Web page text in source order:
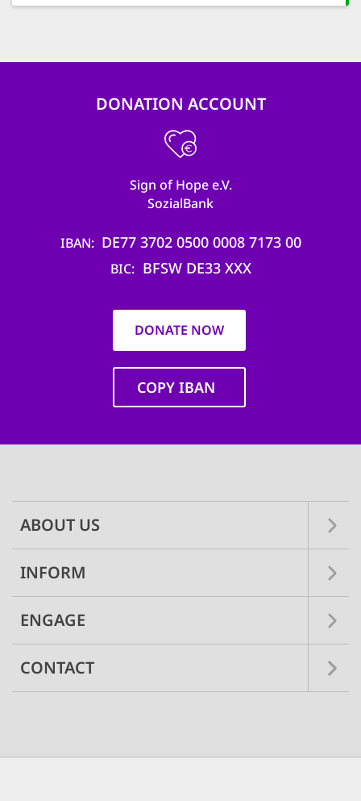
DONATION ACCOUNT
Sign of Hope e.V.
SozialBank
IBAN DE77 3702 0500 0008 7173 00
BIC BFSW DE33 XXX
DONATE NOW
COPY IBAN
ABOUT US
INFORM
ENGAGE
CONTACT